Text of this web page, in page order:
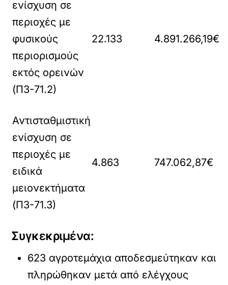
ενίσχυση σε
περιοχές με
φυσικούς
περιορισμούς
εκτός ορεινών
(Π3-71.2)
22.133 4.891.266,19€
Αντισταθμιστική
ενίσχυση σε
περιοχές με
ειδικά
μειονεκτήματα
(Π3-71.3)
4.863 747.062,87€
Συγκεκριμένα:
623 αγροτεμάχια αποδεσμεύτηκαν και
πληρώθηκαν μετά από ελέγχους